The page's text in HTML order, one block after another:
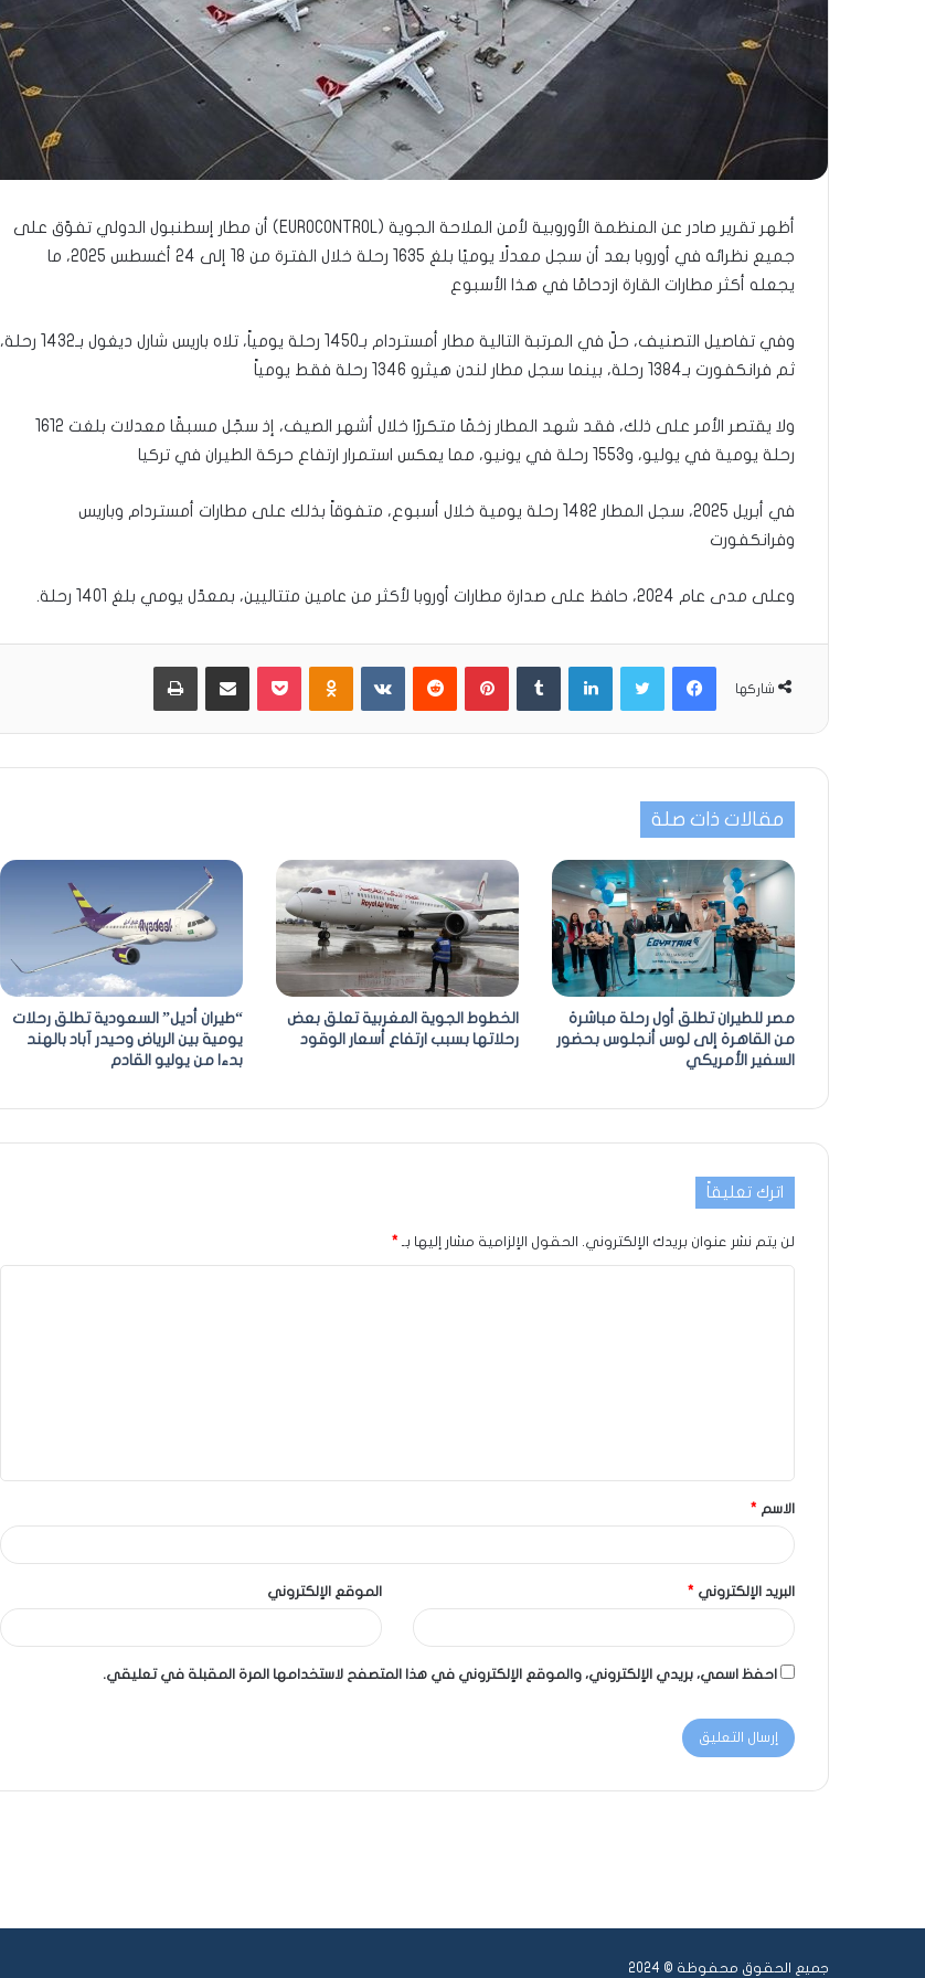
أظهر تقرير صادر عن المنظمة الأوروبية لأمن الملاحة الجوية (EUROCONTROL) أن مطار إسطنبول الدولي تفوّق على
جميع نظرائه في أوروبا بعد أن سجل معدلًا يوميًا بلغ 1635 رحلة خلال الفترة من 18 إلى 24 أغسطس 2025، ما
يجعله أكثر مطارات القارة ازدحامًا في هذا الأسبوع
وفي تفاصيل التصنيف، حلّ في المرتبة التالية مطار أمستردام بـ1450 رحلة يومياً، تلاه باريس شارل ديغول بـ1432 رحلة،
ثم فرانكفورت بـ1384 رحلة، بينما سجل مطار لندن هيثرو 1346 رحلة فقط يومياً
ولا يقتصر الأمر على ذلك، فقد شهد المطار زخمًا متكررًا خلال أشهر الصيف، إذ سجّل مسبقًا معدلات بلغت 1612
رحلة يومية في يوليو، و1553 رحلة في يونيو، مما يعكس استمرار ارتفاع حركة الطيران في تركيا
في أبريل 2025، سجل المطار 1482 رحلة يومية خلال أسبوع، متفوقاً بذلك على مطارات أمستردام وباريس
وفرانكفورت
وعلى مدى عام 2024، حافظ على صدارة مطارات أوروبا لأكثر من عامين متتاليين، بمعدّل يومي بلغ 1401 رحلة.
شاركها
فيسبوكتويتر لينكدإن بينتيريست Odnoklassniki
بوكيت مشاركة عبر البريد طباعة
مقالات ذات صلة
مصر للطيران تطلق أول رحلة مباشرة
من القاهرة إلى لوس أنجلوس بحضور
السفير الأمريكي
الخطوط الجوية المغربية تعلق بعض
رحلاتها بسبب ارتفاع أسعار الوقود
“طيران أديل” السعودية تطلق رحلات
يومية بين الرياض وحيدر آباد بالهند
بدءا من يوليو القادم
اترك تعليقاً
لن يتم نشر عنوان بريدك الإلكتروني. الحقول الإلزامية مشار إليها بـ *
الاسم *
البريد الإلكتروني * الموقع الإلكتروني
احفظ اسمي، بريدي الإلكتروني، والموقع الإلكتروني في هذا المتصفح لاستخدامها المرة المقبلة في تعليقي.
جميع الحقوق محفوظة © 2024